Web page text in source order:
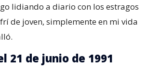
lidiando a diario con los estragos
de joven, simplemente en mi vida
21 de junio de 1991